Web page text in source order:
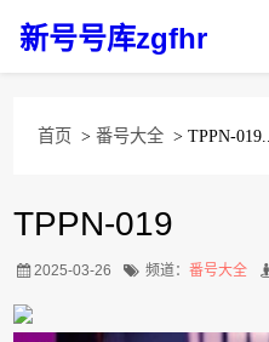
新号号库zgfhr
首页 > 番号大全 > TPPN-019...
TPPN-019
2025-03-26 频道： 番号大全